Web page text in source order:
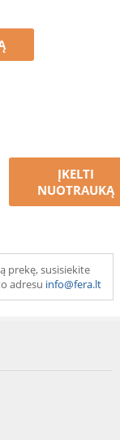
ĮKELTI
NUOTRAUKĄ
prekę, susisiekite
adresu info@fera.lt